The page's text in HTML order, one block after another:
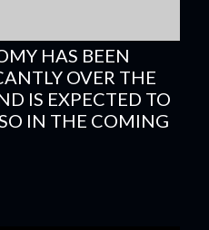
HAS BEEN
OVER THE
IS EXPECTED TO
IN THE COMING